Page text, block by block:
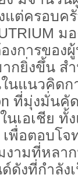
แต่ครอบค
ม
งการของ
กยิ่งขึ้น ส
นแนวคิดก
ที่มุ่งมั่น
นเอเชีย
พื่อตอบโ
งามที่หลา
งที่กำลังเ